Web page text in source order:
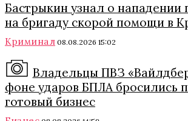
Бастрыкин узнал о нападении
на бригаду скорой помощи в
Криминал 08.08.2026 15:02
Владельцы ПВЗ
фоне ударов БПЛА бросились
готовый бизнес